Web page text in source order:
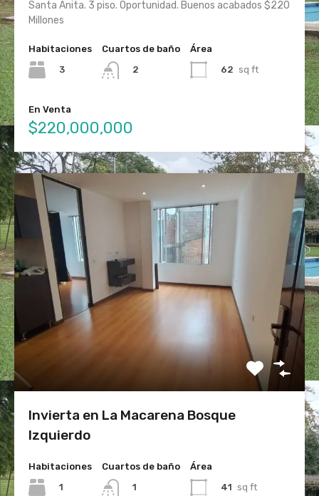
Santa Anita. 3 piso. Oportunidad. Buenos acabados $220
Millones
Habitaciones
3
Cuartos de baño
2
Área
62 sq ft
En Venta
$220,000,000
Invierta en La Macarena Bosque
Izquierdo
Habitaciones
1
Cuartos de baño
1
Área
41 sq ft